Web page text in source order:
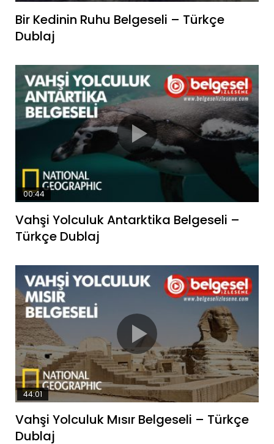
Bir Kedinin Ruhu Belgeseli – Türkçe
Dublaj
00:44
Vahşi Yolculuk Antarktika Belgeseli –
Türkçe Dublaj
44:01
Vahşi Yolculuk Mısır Belgeseli – Türkçe
Dublaj